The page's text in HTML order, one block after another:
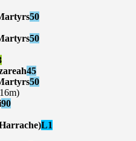
50
50
45
50
90
L1